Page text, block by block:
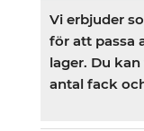
Vi erbjuder
för att passa
lager. Du
antal fack